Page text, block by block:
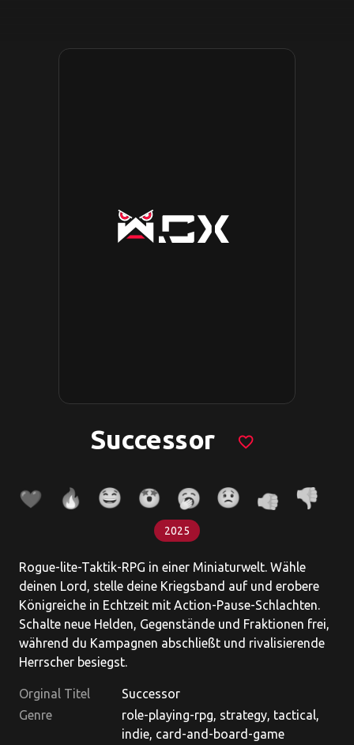
Successor favorite_border
2025
Rogue-lite-Taktik-RPG in einer Miniaturwelt. Wähle
deinen Lord, stelle deine Kriegsband auf und erobere
Königreiche in Echtzeit mit Action-Pause-Schlachten.
Schalte neue Helden, Gegenstände und Fraktionen frei,
während du Kampagnen abschließt und rivalisierende
Herrscher besiegst.
Orginal Titel
Successor
Genre
role-playing-rpg, strategy, tactical,
indie, card-and-board-game